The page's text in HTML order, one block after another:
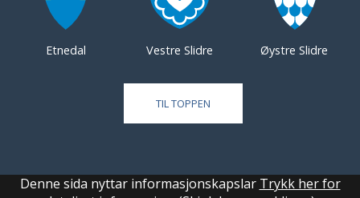
Etnedal Vestre Slidre Øystre Slidre
TIL TOPPEN
Denne sida nyttar informasjonskapslar Trykk her for